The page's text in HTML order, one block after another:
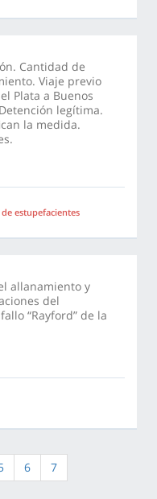
Cantidad de
Viaje previo
Plata a Buenos
legítima.
la medida.
estupefacientes
allanamiento y
del
“Rayford” de la
6
7